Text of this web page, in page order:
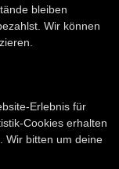
bleiben
Wir können
Erlebnis für
Cookies erhalten
Wir bitten um deine